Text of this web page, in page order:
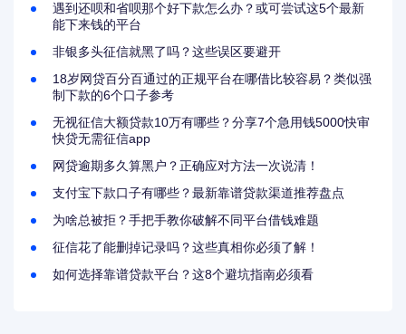
遇到还呗和省呗那个好下款怎么办？或可尝试这5个最新
能下来钱的平台
非银多头征信就黑了吗？这些误区要避开
18岁网贷百分百通过的正规平台在哪借比较容易？类似强
制下款的6个口子参考
无视征信大额贷款10万有哪些？分享7个急用钱5000快审
快贷无需征信app
网贷逾期多久算黑户？正确应对方法一次说清！
支付宝下款口子有哪些？最新靠谱贷款渠道推荐盘点
为啥总被拒？手把手教你破解不同平台借钱难题
征信花了能删掉记录吗？这些真相你必须了解！
如何选择靠谱贷款平台？这8个避坑指南必须看